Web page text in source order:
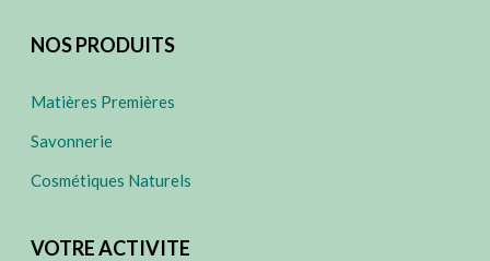
NOS PRODUITS
Matières Premières
Savonnerie
Cosmétiques Naturels
VOTRE ACTIVITE